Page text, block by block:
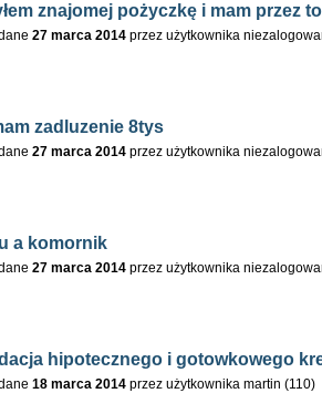
znajomej pożyczkę i mam przez
27 marca 2014 przez użytkownika
zadluzenie 8tys
27 marca 2014 przez użytkownika
a komornik
27 marca 2014 przez użytkownika
hipotecznego i gotowkowego
18 marca 2014 przez użytkownika martin (110)